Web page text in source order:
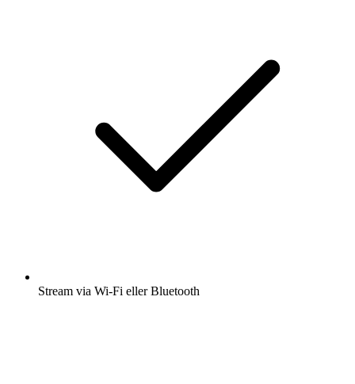
Stream via Wi-Fi eller Bluetooth